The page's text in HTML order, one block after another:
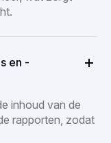
en -
inhoud van de
rapporten, zodat